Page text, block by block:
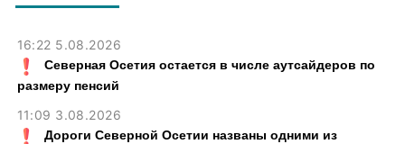
16:22 5.08.2026
Северная Осетия остается в числе аутсайдеров по
размеру пенсий
11:09 3.08.2026
Дороги Северной Осетии названы одними из